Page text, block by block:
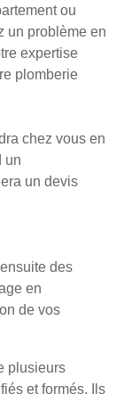
ou
un problème en
expertise
plomberie
chez vous en
un
un devis
des
en
de vos
plusieurs
et formés. Ils